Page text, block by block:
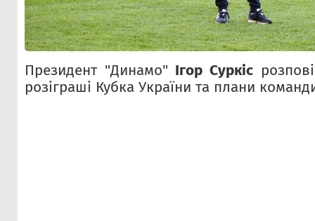
Президент "Динамо" Ігор Суркіс
розіграші Кубка України та плани